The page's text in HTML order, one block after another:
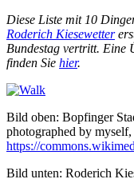
Diese Liste mit 10
Roderich Kiesewetter
Bundestag vertritt. Eine
finden Sie hier.
Bild oben: Bopfinger
photographed by myself,
https://
Bild unten: Roderich